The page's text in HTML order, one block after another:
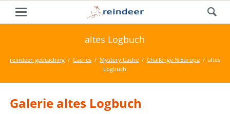
altes Logbuch
reindeer-geocaching Caches Mystery Cache Challenge ½ Europa
altes
Logbuch
Galerie altes Logbuch